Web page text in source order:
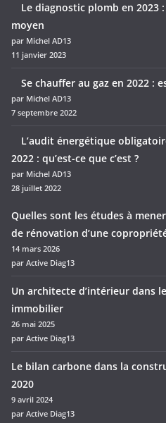
Le diagnostic plomb en
moyen
par Michel AD13
11 janvier 2023
Se chauffer au gaz en 2022 :
par Michel AD13
7 septembre 2022
L’audit énergétique
2022 : qu’est-ce que c’est ?
par Michel AD13
28 juillet 2022
Quelles sont les études à
de rénovation d’une
14 mars 2026
par Active Diag13
Un architecte d’intérieur dans
immobilier
26 mai 2025
par Active Diag13
Le bilan carbone dans la
2020
9 avril 2024
par Active Diag13